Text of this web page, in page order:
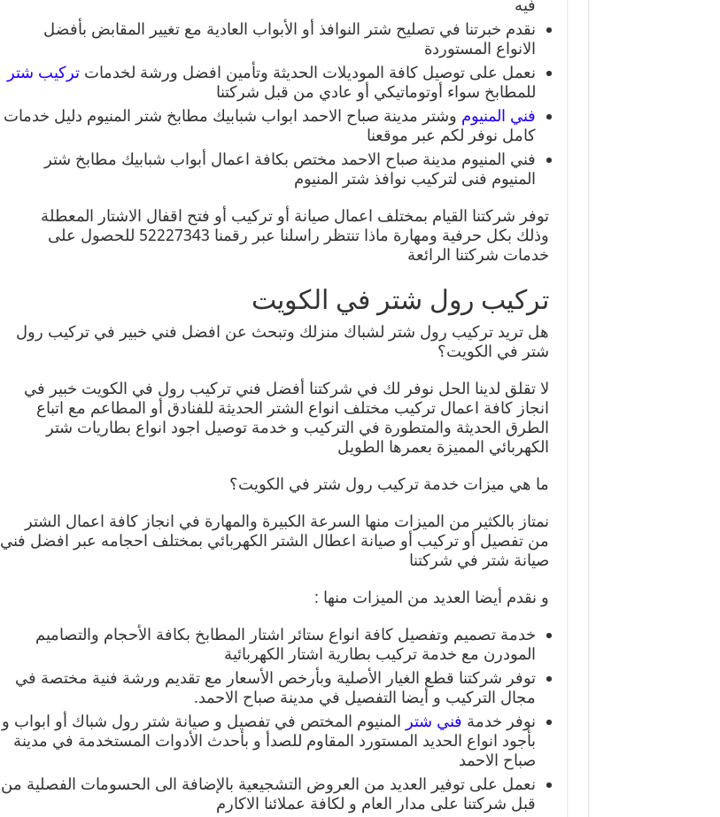
فيه
نقدم خبرتنا في تصليح شتر النوافذ أو الأبواب العادية مع تغيير المقابض بأفضل
الانواع المستوردة
نعمل على توصيل كافة الموديلات الحديثة وتأمين افضل ورشة لخدماتتركيب شتر
للمطابخ سواء أوتوماتيكي أو عادي من قبل شركتنا
فني المنيوم وشتر مدينة صباح الاحمد ابواب شبابيك مطابخ شتر المنيوم دليل خدمات
كامل نوفر لكم عبر موقعنا
فني المنيوم مدينة صباح الاحمد مختص بكافة اعمال أبواب شبابيك مطابخ شتر
المنيوم فنى لتركيب نوافذ شتر المنيوم
توفر شركتنا القيام بمختلف اعمال صيانة أو تركيب أو فتح اقفال الاشتار المعطلة
وذلك بكل حرفية ومهارة ماذا تنتظر راسلنا عبر رقمنا 52227343 للحصول على
خدمات شركتنا الرائعة
تركيب رول شتر في الكويت
هل تريد تركيب رول شتر لشباك منزلك وتبحث عن افضل فني خبير في تركيب رول
شتر في الكويت؟
لا تقلق لدينا الحل نوفر لك في شركتنا أفضل فني تركيب رول في الكويت خبير في
انجاز كافة اعمال تركيب مختلف انواع الشتر الحديثة للفنادق أو المطاعم مع اتباع
الطرق الحديثة والمتطورة في التركيب و خدمة توصيل اجود انواع بطاريات شتر
الكهربائي المميزة بعمرها الطويل
ما هي ميزات خدمة تركيب رول شتر في الكويت؟
نمتاز بالكثير من الميزات منها السرعة الكبيرة والمهارة في انجاز كافة اعمال الشتر
من تفصيل أو تركيب أو صيانة اعطال الشتر الكهربائي بمختلف احجامه عبر افضل فني
صيانة شتر في شركتنا
و نقدم أيضا العديد من الميزات منها :
خدمة تصميم وتفصيل كافة انواع ستائر اشتار المطابخ بكافة الأحجام والتصاميم
المودرن مع خدمة تركيب بطارية اشتار الكهربائية
توفر شركتنا قطع الغيار الأصلية وبأرخص الأسعار مع تقديم ورشة فنية مختصة في
مجال التركيب و أيضا التفصيل في مدينة صباح الاحمد.
نوفر خدمة فني شتر المنيوم المختص في تفصيل و صيانة شتر رول شباك أو ابواب و
بأجود انواع الحديد المستورد المقاوم للصدأ و بأحدث الأدوات المستخدمة في مدينة
صباح الاحمد
نعمل على توفير العديد من العروض التشجيعية بالإضافة الى الحسومات الفصلية من
قبل شركتنا على مدار العام و لكافة عملائنا الاكارم